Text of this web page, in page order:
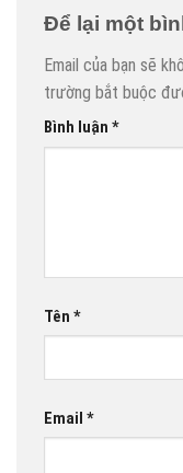
Để lại một
Email của bạn sẽ
trường bắt buộc
Bình luận *
Tên *
Email *